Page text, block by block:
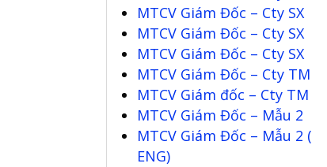
MTCV Giám Đốc – Cty SX
MTCV Giám Đốc – Cty SX
MTCV Giám Đốc – Cty SX
MTCV Giám Đốc – Cty TM
MTCV Giám đốc – Cty TM
MTCV Giám Đốc – Mẫu 2
MTCV Giám Đốc – Mẫu 2 (
ENG)